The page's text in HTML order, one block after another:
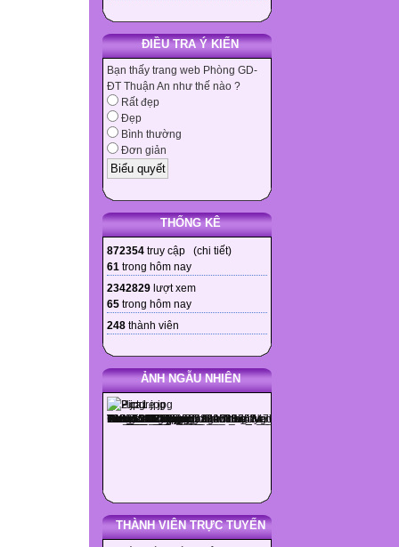
ĐIỀU TRA Ý KIẾN
Bạn thấy trang web Phòng GD-
ĐT Thuận An như thế nào ?
Rất đẹp
Đẹp
Bình thường
Đơn giản
THỐNG KÊ
872354 truy cập (chi tiết)
61 trong hôm nay
2342829 lượt xem
65 trong hôm nay
248 thành viên
ẢNH NGẪU NHIÊN
THÀNH VIÊN TRỰC TUYẾN